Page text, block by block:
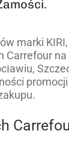
marki